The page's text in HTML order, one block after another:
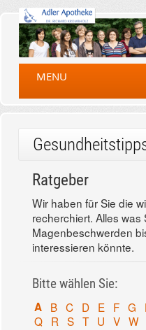
MENU
Ratgeber
Wir haben für Sie die
recherchiert. Alles
Magenbeschwerden
interessieren könnte.
Bitte wählen Sie:
A B C D E F G
Q R S T U V W